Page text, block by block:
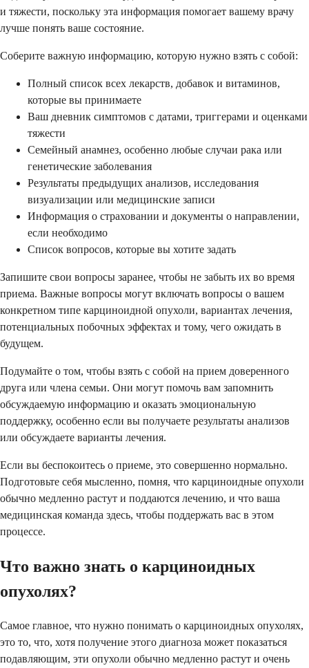
и тяжести, поскольку эта информация помогает вашему врачу
лучше понять ваше состояние.
Соберите важную информацию, которую нужно взять с собой:
Полный список всех лекарств, добавок и витаминов,
которые вы принимаете
Ваш дневник симптомов с датами, триггерами и оценками
тяжести
Семейный анамнез, особенно любые случаи рака или
генетические заболевания
Результаты предыдущих анализов, исследования
визуализации или медицинские записи
Информация о страховании и документы о направлении,
если необходимо
Список вопросов, которые вы хотите задать
Запишите свои вопросы заранее, чтобы не забыть их во время
приема. Важные вопросы могут включать вопросы о вашем
конкретном типе карциноидной опухоли, вариантах лечения,
потенциальных побочных эффектах и ​​тому, чего ожидать в
будущем.
Подумайте о том, чтобы взять с собой на прием доверенного
друга или члена семьи. Они могут помочь вам запомнить
обсуждаемую информацию и оказать эмоциональную
поддержку, особенно если вы получаете результаты анализов
или обсуждаете варианты лечения.
Если вы беспокоитесь о приеме, это совершенно нормально.
Подготовьте себя мысленно, помня, что карциноидные опухоли
обычно медленно растут и поддаются лечению, и что ваша
медицинская команда здесь, чтобы поддержать вас в этом
процессе.
Что важно знать о карциноидных
опухолях?
Самое главное, что нужно понимать о карциноидных опухолях,
это то, что, хотя получение этого диагноза может показаться
подавляющим, эти опухоли обычно медленно растут и очень